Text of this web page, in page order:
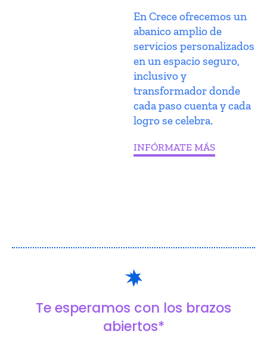
En Crece ofrecemos un
abanico amplio de
servicios personalizados
en un espacio seguro,
inclusivo y
transformador donde
cada paso cuenta y cada
logro se celebra.
INFÓRMATE MÁS
Te esperamos con los brazos
abiertos*